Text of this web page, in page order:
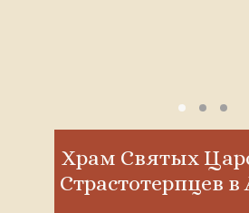
Храм Святых
Страстотерпцев